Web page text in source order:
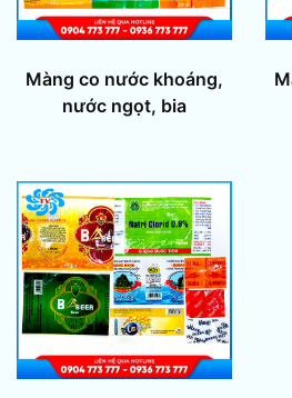
Màng co nước khoáng,
nước ngọt, bia